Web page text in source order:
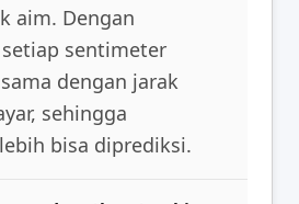
aim. Dengan
sentimeter
dengan jarak
sehingga
bisa diprediksi.